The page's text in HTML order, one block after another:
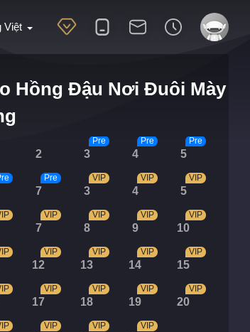
Việt
Hồng Đậu Nơi Đuôi Mày
2 3
Pre
4
Pre
5
Pre
7
Pre
3
VIP
4
VIP
5
VIP
7
VIP
8
VIP
9
VIP
10
VIP
12
VIP
13
VIP
14
VIP
15
VIP
17
VIP
18
VIP
19
VIP
20
VIP
VIP VIP VIP